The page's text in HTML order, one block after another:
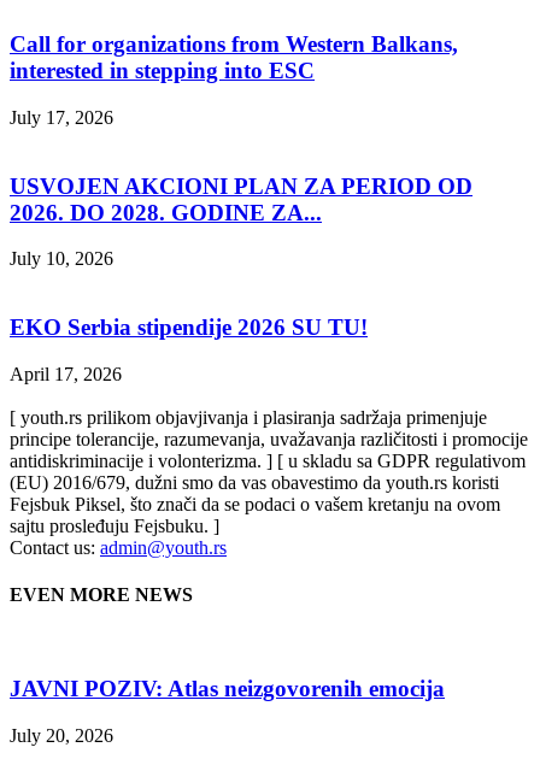
Call for organizations from Western Balkans,
interested in stepping into ESC
July 17, 2026
USVOJEN AKCIONI PLAN ZA PERIOD OD
2026. DO 2028. GODINE ZA...
July 10, 2026
EKO Serbia stipendije 2026 SU TU!
April 17, 2026
[ youth.rs prilikom objavjivanja i plasiranja sadržaja primenjuje
principe tolerancije, razumevanja, uvažavanja različitosti i promocije
antidiskriminacije i volonterizma. ] [ u skladu sa GDPR regulativom
(EU) 2016/679, dužni smo da vas obavestimo da youth.rs koristi
Fejsbuk Piksel, što znači da se podaci o vašem kretanju na ovom
sajtu prosleđuju Fejsbuku. ]
Contact us: admin@youth.rs
EVEN MORE NEWS
JAVNI POZIV: Atlas neizgovorenih emocija
July 20, 2026